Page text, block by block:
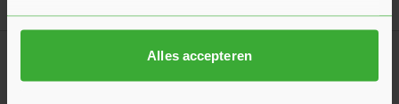
Alles accepteren
11,05
Boarddeur Honingraat